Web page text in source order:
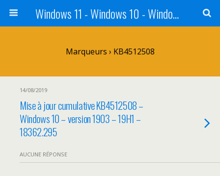
Windows 11 - Windows 10 - Windows 8 - Windows 7 - VISTA
Marqueurs › KB4512508
14/08/2019
Mise à jour cumulative KB4512508 –
Windows 10 – version 1903 – 19H1 –
18362.295
AUCUNE RÉPONSE